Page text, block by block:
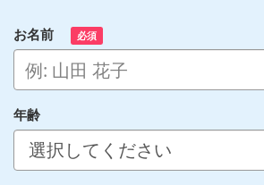
お名前 必須
年齢